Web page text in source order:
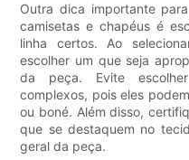
Outra dica importante
camisetas e chapéus é
linha certos. Ao
escolher um que seja
da peça. Evite
complexos, pois eles
ou boné. Além disso,
que se destaquem no
geral da peça.